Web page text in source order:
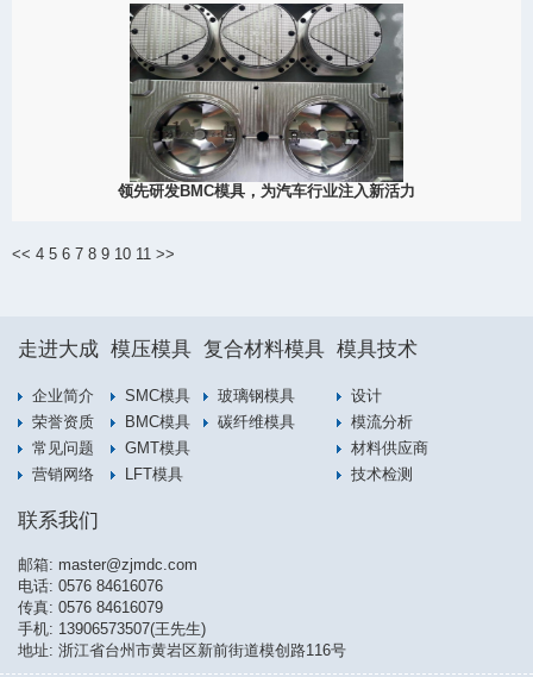
活性。3D打印：重新定...
View Detail
07/29
2023
领先研发BMC模具，为汽车行业注入新活力
市场需求，大成模具作为一家领先的模具制造企业，不断投入研发
View Detail
07/06
2023
<< 4 5 6 7 8 9 10 11 >>
走进大成
企业简介
荣誉资质
常见问题
营销网络
模压模具
SMC模具
BMC模具
GMT模具
LFT模具
复合材料模具
玻璃钢模具
碳纤维模具
模具技术
设计
模流分析
材料供应商
技术检测
联系我们
邮箱: master@zjmdc.com
电话: 0576 84616076
传真: 0576 84616079
手机: 13906573507(王先生)
地址: 浙江省台州市黄岩区新前街道模创路116号